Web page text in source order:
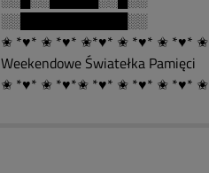
░░███████████░░
✬ *♥* ✬ *♥* ✬*♥* ✬ *♥* ✬ *♥* ✬
Weekendowe Światełka Pamięci
✬ *♥* ✬ *♥*✬ *♥* ✬ *♥* ✬ *♥* ✬